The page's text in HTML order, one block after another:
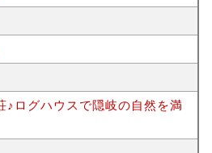
♪ログハウスで隠岐の自然を満